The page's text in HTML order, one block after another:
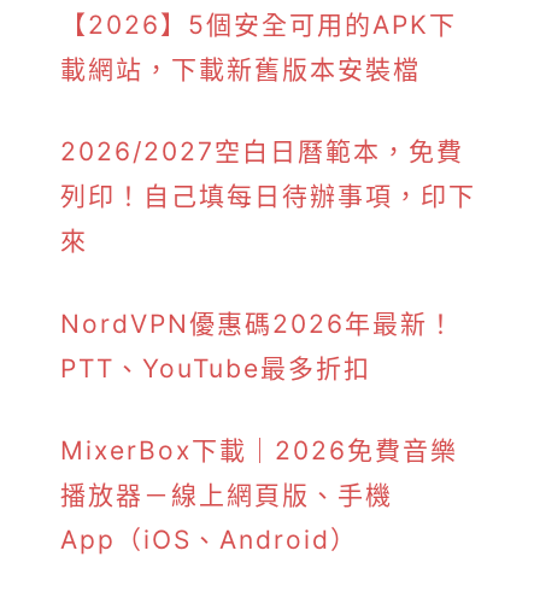
【2026】5個安全可用的APK下
載網站，下載新舊版本安裝檔
2026/2027空白日曆範本，免費
列印！自己填每日待辦事項，印下
來
NordVPN優惠碼2026年最新！
PTT、YouTube最多折扣
MixerBox下載｜2026免費音樂
播放器－線上網頁版、手機
App（iOS、Android）